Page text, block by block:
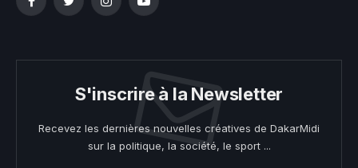
FacebookTwitterInstagramYouTube
S'inscrire à la Newsletter
Recevez les dernières nouvelles créatives de DakarMidi
sur la politique, la société, le sport ...